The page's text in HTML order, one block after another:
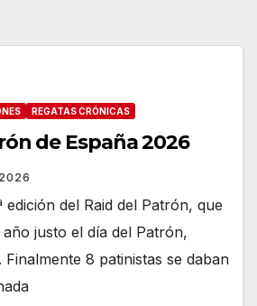
REGATAS CRÓNICAS
de España 2026
del Raid del Patrón, que
justo el día del Patrón,
8 patinistas se daban